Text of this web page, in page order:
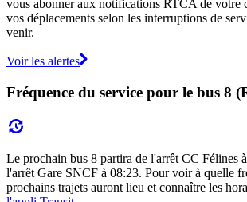
vous abonner aux notifications RTCA de votre
vos déplacements selon les interruptions de
venir.
Voir les alertes
Fréquence du service pour le bus 8
Le prochain bus 8 partira de l'arrêt CC Félines
l'arrêt Gare SNCF à 08:23. Pour voir à quelle
prochains trajets auront lieu et connaître les